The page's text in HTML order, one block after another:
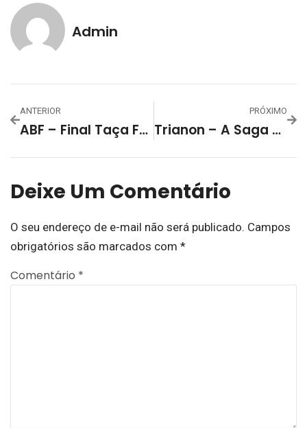
Admin
ANTERIOR
ABF – Final Taça FGFS 67 Anos
PRÓXIMO
Trianon – A Saga Dos Campeões Mundiais Em São Lourenço Do Sul E A Ascensão Do Grêmio Esportivo Lourenciano
Deixe Um Comentário
O seu endereço de e-mail não será publicado. Campos
obrigatórios são marcados com *
Comentário *